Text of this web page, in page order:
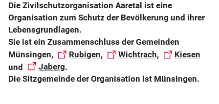
Die Zivilschutzorganisation Aaretal ist eine
Organisation zum Schutz der Bevölkerung und ihrer
Lebensgrundlagen.
Sie ist ein Zusammenschluss der Gemeinden
Münsingen,
Rubigen, Wichtrach,
Kiesen
und
Jaberg.
Die Sitzgemeinde der Organisation ist Münsingen.